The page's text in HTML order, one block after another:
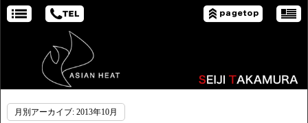
月別アーカイブ: 2013年10月